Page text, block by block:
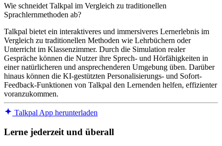
Wie schneidet Talkpal im Vergleich zu traditionellen
Sprachlernmethoden ab?
Talkpal bietet ein interaktiveres und immersiveres Lernerlebnis im
Vergleich zu traditionellen Methoden wie Lehrbüchern oder
Unterricht im Klassenzimmer. Durch die Simulation realer
Gespräche können die Nutzer ihre Sprech- und Hörfähigkeiten in
einer natürlicheren und ansprechenderen Umgebung üben. Darüber
hinaus können die KI-gestützten Personalisierungs- und Sofort-
Feedback-Funktionen von Talkpal den Lernenden helfen, effizienter
voranzukommen.
Talkpal App herunterladen
Lerne jederzeit und überall